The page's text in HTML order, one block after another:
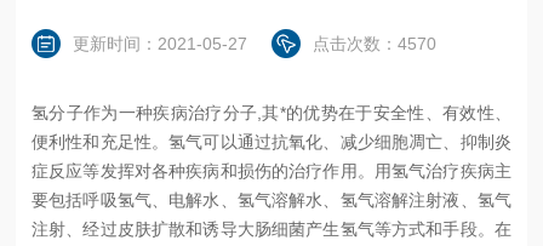
更新时间：2021-05-27 点击次数：4570
氢分子作为一种疾病治疗分子,其*的优势在于安全性、有效性、
便利性和充足性。氢气可以通过抗氧化、减少细胞凋亡、抑制炎
症反应等发挥对各种疾病和损伤的治疗作用。用氢气治疗疾病主
要包括呼吸氢气、电解水、氢气溶解水、氢气溶解注射液、氢气
注射、经过皮肤扩散和诱导大肠细菌产生氢气等方式和手段。在